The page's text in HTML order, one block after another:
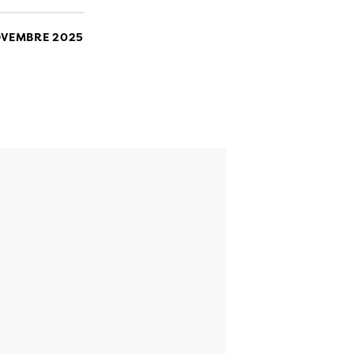
2025